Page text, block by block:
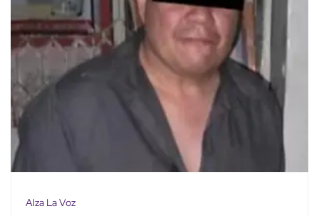
Alza La Voz